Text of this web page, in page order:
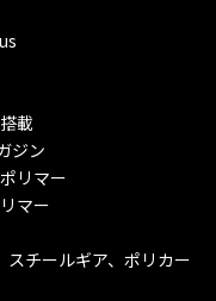
載
ジン
リマー
マー
チールギア、ポリカー